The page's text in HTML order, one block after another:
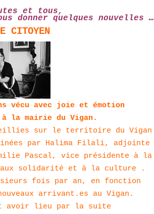
et tous,
donner quelques nouvelles …
CITOYEN
vécu avec joie et émotion
la mairie du Vigan.
sur le territoire du Vigan
par Halima Filali, adjointe
Pascal, vice présidente à la
aux solidarité et à la culture .
fois par an, en fonction
arrivant.es au Vigan.
avoir lieu par la suite